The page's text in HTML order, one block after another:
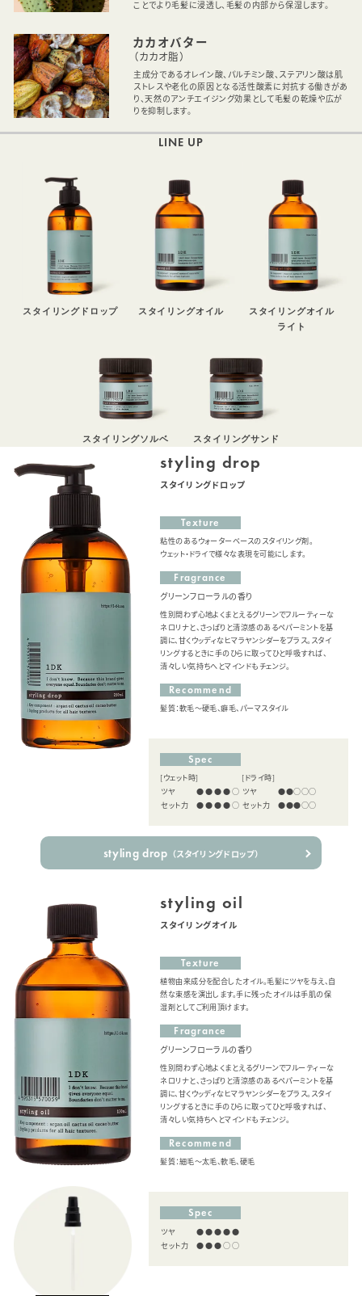
ことでより毛髪に浸透し、毛髪の内部から保湿します。
カカオバター
（カカオ脂）
主成分であるオレイン酸、パルチミン酸、ステアリン酸は肌
ストレスや老化の原因となる活性酸素に対抗する働きがあ
り、天然のアンチエイジング効果として毛髪の乾燥や広が
りを抑制します。
LINE UP
スタイリングドロップ スタイリングオイル
スタイリングオイル
ライト
スタイリングソルベ スタイリングサンド
styling drop
スタイリングドロップ
Texture
粘性のあるウォーターベースのスタイリング剤。
ウェット・ドライで様々な表現を可能にします。
Fragrance
グリーンフローラルの香り
性別問わず心地よくまとえるグリーンでフルーティーな
ネロリナと、さっぱりと清涼感のあるペパーミントを基
調に、甘くウッディなヒマラヤンシダーをプラス。スタイ
リングするときに手のひらに取ってひと呼吸すれば、
清々しい気持ちへとマインドもチェンジ。
Recommend
髪質：軟毛〜硬毛、癖毛、パーマスタイル
Spec
[ウェット時]
ツヤ
●●●●○
セット力
●●●●○
[ドライ時]
ツヤ
●●○○○
セット力
●●●○○
styling drop （スタイリングドロップ）
styling oil
スタイリングオイル
Texture
植物由来成分を配合したオイル。毛髪にツヤを与え、自
然な束感を演出します。手に残ったオイルは手肌の保
湿剤としてご利用頂けます。
Fragrance
グリーンフローラルの香り
性別問わず心地よくまとえるグリーンでフルーティーな
ネロリナと、さっぱりと清涼感のあるペパーミントを基
調に、甘くウッディなヒマラヤンシダーをプラス。スタイ
リングするときに手のひらに取ってひと呼吸すれば、
清々しい気持ちへとマインドもチェンジ。
Recommend
髪質：細毛〜太毛、軟毛、硬毛
Spec
ツヤ
●●●●●
セット力
●●●○○